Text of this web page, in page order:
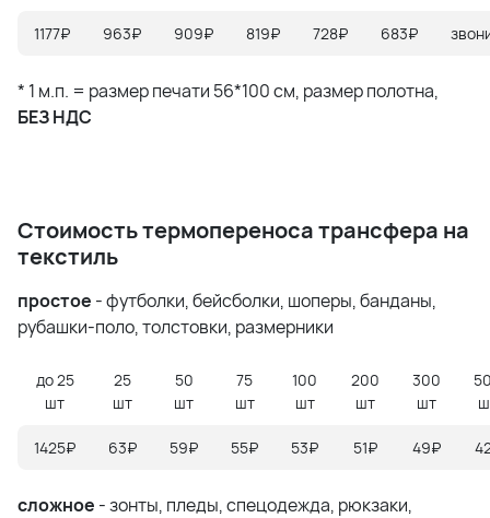
1177₽ 963₽ 909₽ 819₽ 728₽ 683₽
* 1 м.п. = размер печати 56*100 см, размер полотна,
БЕЗ НДС
Стоимость термопереноса трансфера на
текстиль
простое - футболки, бейсболки, шоперы, банданы,
рубашки-поло, толстовки, размерники
до 25
шт
25
шт
50
шт
75
шт
100
шт
200
шт
300
шт
1425₽ 63₽ 59₽ 55₽ 53₽ 51₽ 49₽
сложное - зонты, пледы, спецодежда, рюкзаки,